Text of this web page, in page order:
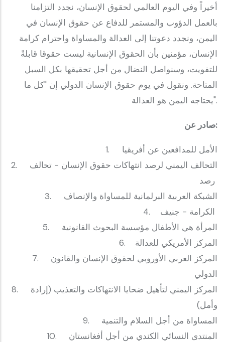
بالعمل الدؤوب والمستمر للدفاع عن حقوق الإنسان في
اليمن، ونجدد دعوتنا إلى العدالة والمساواة واحترام كرامة
الإنسان، مؤمنين بأن الحقوق الإنسانية ليست حقوقا قابلةً
للتفويت، وسنواصل النضال من أجل تحقيقها بكل السبل
المتاحة. ونقول في يوم حقوق الإنسان الدولي إن "كل ما
يحتاجه اليمن هو العدالة".
‎صادر عن:
‎1. الأمل للمدافعين عن أفريقيا
‎2. التحالف اليمني لرصد انتهاكات حقوق الإنسان - تحالف
‎3. الشبكة العربية البرلمانية للمساواة والإنصاف
‎5. المرأة هي الأطفال مؤسسة البحوث القانونية
‎6. المركز الأمريكي للعدالة
‎7. المركز العربي الأوروبي لحقوق الإنسان والقانون
الدولي
‎8. المركز اليمني لتأهيل ضحايا الانتهاكات والتعذيب (إرادة
وأمل)
‎9. المساواة من أجل السلام والتنمية
‎10. المنتدى النسائي الكندي من أجل أفغانستان